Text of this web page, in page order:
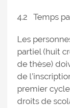
4.2 Temps
Les
partiel (huit
de thèse)
de
premier
droits de